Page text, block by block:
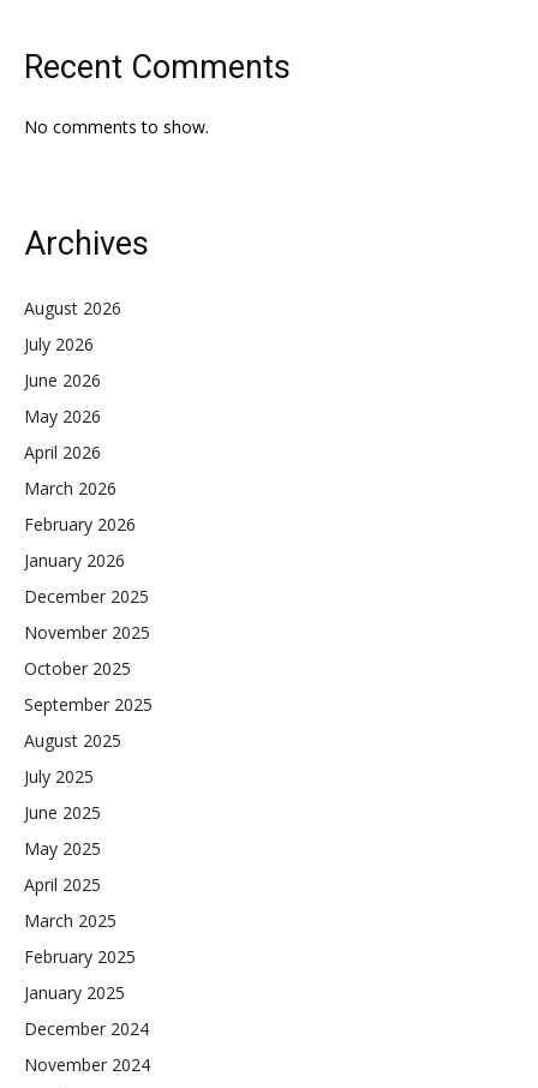
Recent Comments
No comments to show.
Archives
August 2026
July 2026
June 2026
May 2026
April 2026
March 2026
February 2026
January 2026
December 2025
November 2025
October 2025
September 2025
August 2025
July 2025
June 2025
May 2025
April 2025
March 2025
February 2025
January 2025
December 2024
November 2024